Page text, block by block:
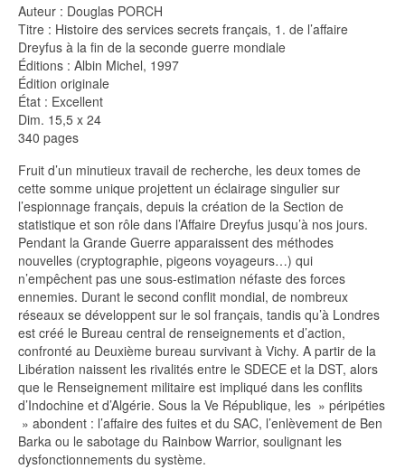
Auteur : Douglas PORCH
Titre : Histoire des services secrets français, 1. de l’affaire
Dreyfus à la fin de la seconde guerre mondiale
Éditions : Albin Michel, 1997
Édition originale
État : Excellent
Dim. 15,5 x 24
340 pages
Fruit d’un minutieux travail de recherche, les deux tomes de
cette somme unique projettent un éclairage singulier sur
l’espionnage français, depuis la création de la Section de
statistique et son rôle dans l’Affaire Dreyfus jusqu’à nos jours.
Pendant la Grande Guerre apparaissent des méthodes
nouvelles (cryptographie, pigeons voyageurs…) qui
n’empêchent pas une sous-estimation néfaste des forces
ennemies. Durant le second conflit mondial, de nombreux
réseaux se développent sur le sol français, tandis qu’à Londres
est créé le Bureau central de renseignements et d’action,
confronté au Deuxième bureau survivant à Vichy. A partir de la
Libération naissent les rivalités entre le SDECE et la DST, alors
que le Renseignement militaire est impliqué dans les conflits
d’Indochine et d’Algérie. Sous la Ve République, les » péripéties
» abondent : l’affaire des fuites et du SAC, l’enlèvement de Ben
Barka ou le sabotage du Rainbow Warrior, soulignant les
dysfonctionnements du système.